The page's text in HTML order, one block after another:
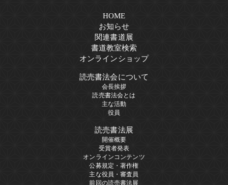
HOME
お知らせ
関連書道展
書道教室検索
オンラインショップ
読売書法会について
会長挨拶
読売書法会とは
主な活動
役員
読売書法展
開催概要
受賞者発表
オンラインコンテンツ
公募規定・著作権
主な役員・審査員
前回の読売書法展